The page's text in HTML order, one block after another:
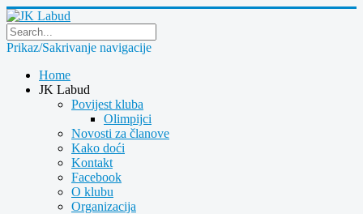
Prikaz/Sakrivanje navigacije
Home
JK Labud
Povijest kluba
Olimpijci
Novosti za članove
Kako doći
Kontakt
Facebook
O klubu
Organizacija